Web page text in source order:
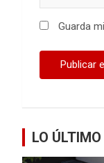
Guarda
LO ÚLTIMO